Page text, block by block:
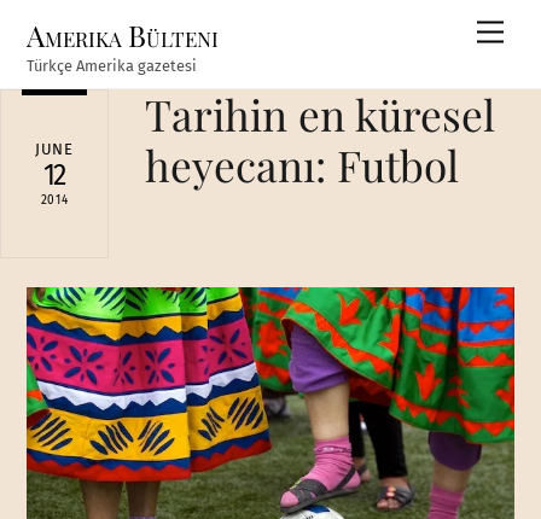
content
Amerika Bülteni
Türkçe Amerika gazetesi
JUNE
12
2014
Tarihin en küresel
heyecanı: Futbol